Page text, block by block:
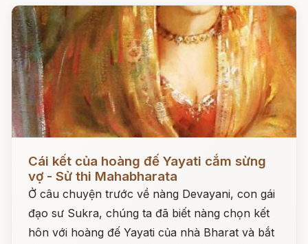
Cái kết của hoàng đế Yayati cắm sừng
vợ - Sử thi Mahabharata
Ở câu chuyện trước về nàng Devayani, con gái
đạo sư Sukra, chúng ta đã biết nàng chọn kết
hôn với hoàng đế Yayati của nhà Bharat và bắt